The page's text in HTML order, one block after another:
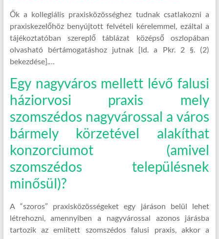
Ők a kollegiális praxisközösséghez tudnak csatlakozni a
praxiskezelőhöz benyújtott felvételi kérelemmel, ezáltal a
tájékoztatóban szereplő táblázat középső oszlopában
olvasható bértámogatáshoz jutnak [ld. a Pkr. 2 §. (2)
bekezdése].…
Egy nagyváros mellett lévő falusi
háziorvosi praxis mely
szomszédos nagyvárossal a város
bármely körzetével alakíthat
konzorciumot (amivel
szomszédos településnek
minősül)?
A “szoros” praxisközösségeket egy járáson belül lehet
létrehozni, amennyiben a nagyvárossal azonos járásba
tartozik az említett szomszédos falusi praxis, akkor a